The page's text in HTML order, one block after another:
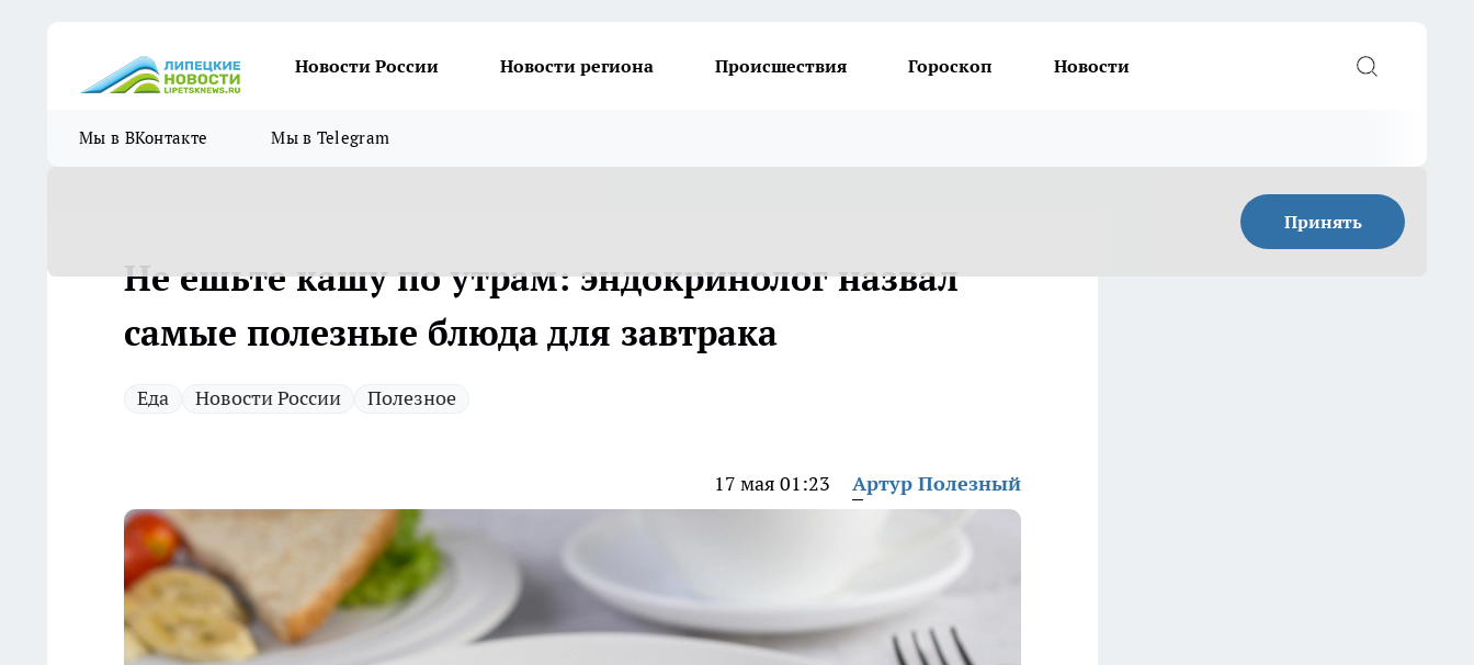
Новости России Новости региона Происшествия Гороскоп Новости
Мы в ВКонтакте Мы в Telegram
Принять
Не ешьте кашу по утрам: эндокринолог назвал
самые полезные блюда для завтрака
Еда Новости России Полезное
17 мая 01:23 Артур Полезный